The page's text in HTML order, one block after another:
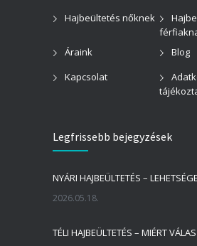
Hajbeültetés nőknek
Áraink
Blog
Kapcsolat
Legfrissebb bejegyzések
2026.05.18.